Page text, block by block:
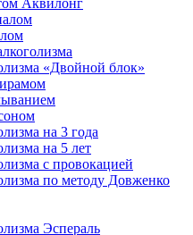
Аквилонг
«Двойной блок»
на 3 года
на 5 лет
с провокацией
по методу Довженко
Эспераль